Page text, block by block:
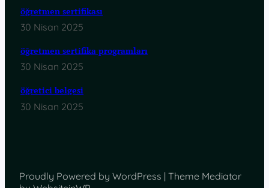
öğretmen sertifikası
30 Nisan 2025
öğretmen sertifika programları
30 Nisan 2025
öğretici belgesi
30 Nisan 2025
Proudly Powered by WordPress | Theme Mediator